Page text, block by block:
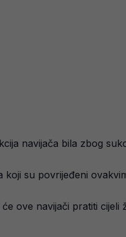
navijača bila zbog
su povrijeđeni
ove navijači pratiti